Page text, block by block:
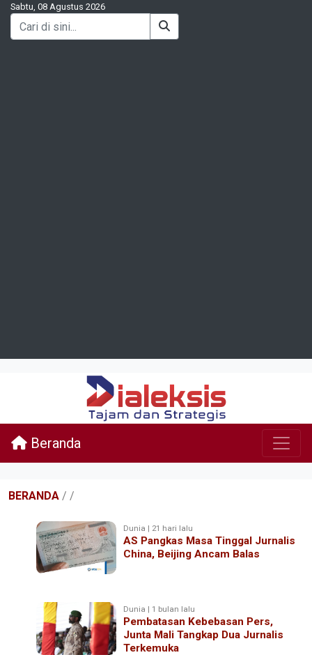
Sabtu, 08 Agustus 2026
Beranda
BERANDA / /
Dunia | 21 hari lalu
AS Pangkas Masa Tinggal Jurnalis
China, Beijing Ancam Balas
Dunia | 1 bulan lalu
Pembatasan Kebebasan Pers,
Junta Mali Tangkap Dua Jurnalis
Terkemuka